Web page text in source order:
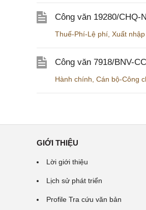
Công văn 19280/CHQ-
Thuế-Phí-Lệ phí Xuất
Công văn 7918/BNV-
Hành chính Cán bộ-Công
GIỚI THIỆU
Lời giới thiệu
Lịch sử phát triển
Profile Tra cứu văn bản